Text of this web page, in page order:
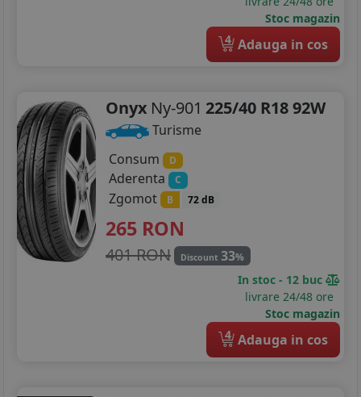
Stoc magazin
4 Adauga in cos
Onyx Ny-901 225/40 R18 92W
Turisme
Consum
D
Aderenta C
Zgomot B 72 dB
265 RON
401 RON Discount 33%
In stoc - 12 buc
livrare 24/48 ore
Stoc magazin
4 Adauga in cos